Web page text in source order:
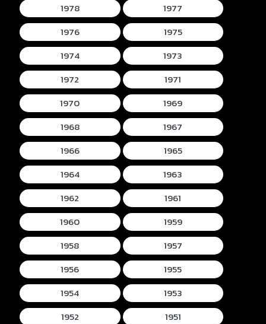
1978
1977
1976
1975
1974
1973
1972
1971
1970
1969
1968
1967
1966
1965
1964
1963
1962
1961
1960
1959
1958
1957
1956
1955
1954
1953
1952
1951